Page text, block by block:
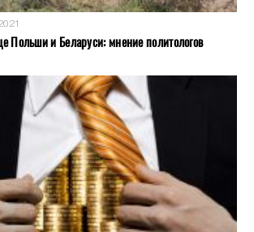
Польши и Беларуси: мнение политологов